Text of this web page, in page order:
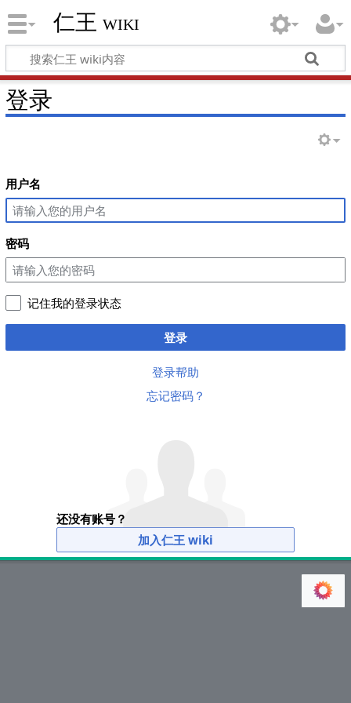
仁王 wiki
登录
用户名
密码
记住我的登录状态
登录
登录帮助
忘记密码？
还没有账号？
加入仁王 wiki